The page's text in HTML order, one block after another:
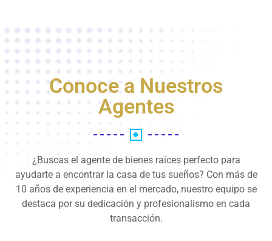
Conoce a Nuestros
Agentes
¿Buscas el agente de bienes raíces perfecto para
ayudarte a encontrar la casa de tus sueños? Con más de
10 años de experiencia en el mercado, nuestro equipo se
destaca por su dedicación y profesionalismo en cada
transacción.